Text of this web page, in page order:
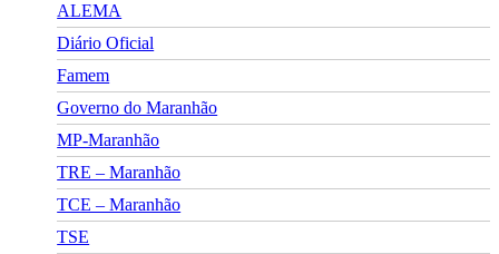
ALEMA
Diário Oficial
Famem
Governo do Maranhão
MP-Maranhão
TRE – Maranhão
TCE – Maranhão
TSE